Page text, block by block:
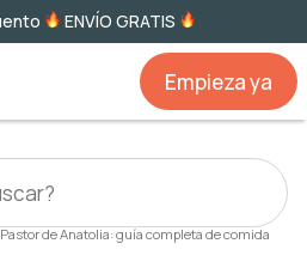
ENVÍO GRATIS
Empieza ya
de Anatolia: guía completa de comida